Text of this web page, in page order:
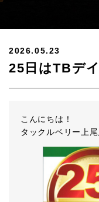
2026.05.23
25日はTBデイ
こんにちは！
タックルベリー上尾